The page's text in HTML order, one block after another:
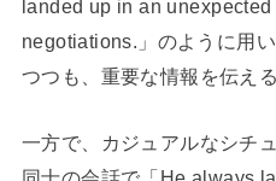
landed up in an
negotiations.」のように用
つつも、重要な情報を伝え
一方で、カジュアルなシチ